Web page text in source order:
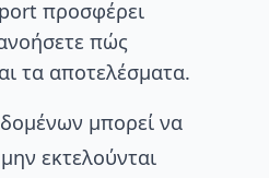
προσφέρει
πώς
τα αποτελέσματα.
μπορεί να
εκτελούνται